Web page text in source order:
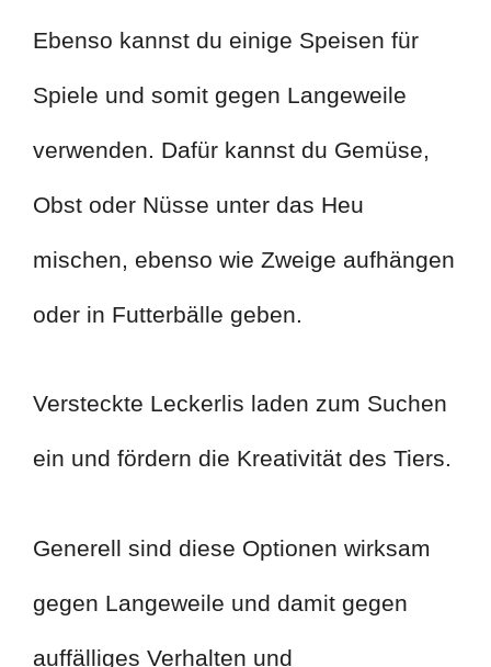
Ebenso kannst du einige Speisen für
Spiele und somit gegen Langeweile
verwenden. Dafür kannst du Gemüse,
Obst oder Nüsse unter das Heu
mischen, ebenso wie Zweige aufhängen
oder in Futterbälle geben.
Versteckte Leckerlis laden zum Suchen
ein und fördern die Kreativität des Tiers.
Generell sind diese Optionen wirksam
gegen Langeweile und damit gegen
auffälliges Verhalten und